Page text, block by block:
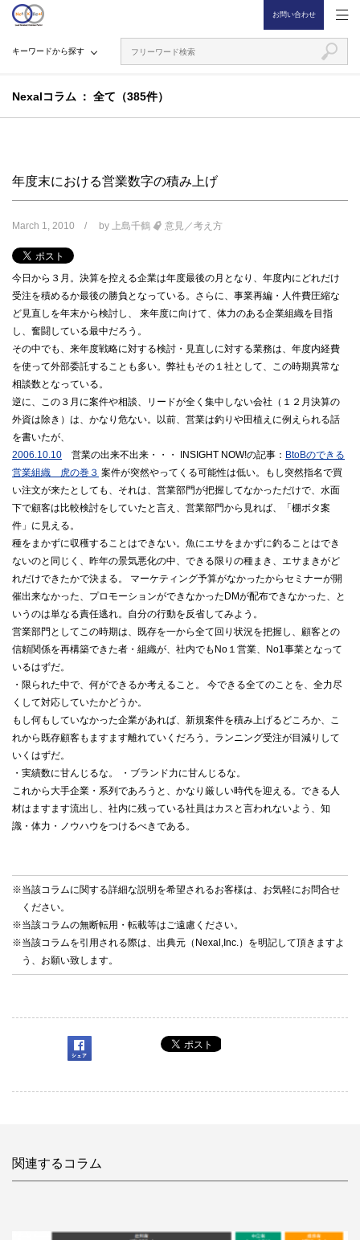
お問い合わせ
Nexalコラム 全て（385件）
キーワードから探す
年度末における営業数字の積み上げ
March 1, 2010 by 上島千鶴 意見／考え方
今日から３月。決算を控える企業は年度最後の月となり、年度内にどれだけ
受注を積めるか最後の勝負となっている。さらに、事業再編・人件費圧縮な
ど見直しを年末から検討し、 来年度に向けて、体力のある企業組織を目指
し、奮闘している最中だろう。
その中でも、来年度戦略に対する検討・見直しに対する業務は、年度内経費
を使って外部委託することも多い。弊社もその１社として、この時期異常な
相談数となっている。
逆に、この３月に案件や相談、リードが全く集中しない会社（１２月決算の
外資は除き）は、かなり危ない。以前、営業は釣りや田植えに例えられる話
を書いたが、
2006.10.10 営業の出来不出来・・・ INSIGHT NOW!の記事： BtoBのできる
営業組織 虎の巻３ 案件が突然やってくる可能性は低い。もし突然指名で買
い注文が来たとしても、それは、営業部門が把握してなかっただけで、水面
下で顧客は比較検討をしていたと言え、営業部門から見れば、「棚ボタ案
件」に見える。
種をまかずに収穫することはできない。魚にエサをまかずに釣ることはでき
ないのと同じく、昨年の景気悪化の中、できる限りの種まき、エサまきがど
れだけできたかで決まる。 マーケティング予算がなかったからセミナーが開
催出来なかった、プロモーションができなかったDMが配布できなかった、と
いうのは単なる責任逃れ。自分の行動を反省してみよう。
営業部門としてこの時期は、既存を一から全て回り状況を把握し、顧客との
信頼関係を再構築できた者・組織が、社内でもNo１営業、No1事業となって
いるはずだ。
・限られた中で、何ができるか考えること。 今できる全てのことを、全力尽
くして対応していたかどうか。
もし何もしていなかった企業があれば、新規案件を積み上げるどころか、こ
れから既存顧客もますます離れていくだろう。ランニング受注が目減りして
いくはずだ。
・実績数に甘んじるな。 ・ブランド力に甘んじるな。
これから大手企業・系列であろうと、かなり厳しい時代を迎える。できる人
材はますます流出し、社内に残っている社員はカスと言われないよう、知
識・体力・ノウハウをつけるべきである。
※当該コラムに関する詳細な説明を希望されるお客様は、お気軽にお問合せ
ください。
※当該コラムの無断転用・転載等はご遠慮ください。
※当該コラムを引用される際は、出典元（Nexal,Inc.）を明記して頂きますよ
う、お願い致します。
関連するコラム